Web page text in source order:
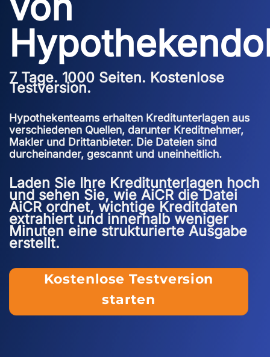
7 Tage. 1000 Seiten. Kostenlose
Testversion.
Hypothekenteams erhalten Kreditunterlagen aus
verschiedenen Quellen, darunter Kreditnehmer,
Makler und Drittanbieter. Die Dateien sind
durcheinander, gescannt und uneinheitlich.
Laden Sie Ihre Kreditunterlagen hoch
und sehen Sie, wie AiCR die Datei
AiCR ordnet, wichtige Kreditdaten
extrahiert und innerhalb weniger
Minuten eine strukturierte Ausgabe
erstellt.
Kostenlose Testversion
starten